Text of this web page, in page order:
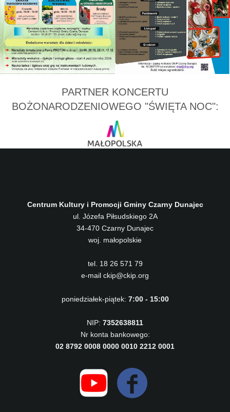
PARTNER KONCERTU
BOŻONARODZENIOWEGO "ŚWIĘTA NOC":
Centrum Kultury i Promocji Gminy Czarny Dunajec
ul. Józefa Piłsudskiego 2A
34-470 Czarny Dunajec
woj. małopolskie
tel. 18 26 571 79
e-mail ckip@ckip.org
poniedziałek-piątek: 7:00 - 15:00
NIP: 7352638811
Nr konta bankowego:
02 8792 0008 0000 0010 2212 0001